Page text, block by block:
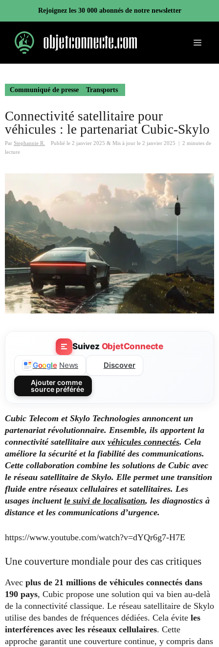
contenu
Rejoignez les 30 000 abonnés de notre newsletter
Menu
Communiqué de presse Transports
Connectivité satellitaire pour
véhicules : le partenariat Cubic-Skylo
Par Stephannie R. Publié le 2 janvier 2025 & Mis à jour le 2 janvier 2025
2 minutes de
lecture
Suivez ObjetConnecte
Google News Discover
Ajouter comme
source préférée
Cubic Telecom et Skylo Technologies annoncent un
partenariat révolutionnaire. Ensemble, ils apportent la
connectivité satellitaire aux véhicules connectés. Cela
améliore la sécurité et la fiabilité des communications.
Cette collaboration combine les solutions de Cubic avec
le réseau satellitaire de Skylo. Elle permet une transition
fluide entre réseaux cellulaires et satellitaires. Les
usages incluent le suivi de localisation, les diagnostics à
distance et les communications d’urgence.
https://www.youtube.com/watch?v=dYQr6g7-H7E
Une couverture mondiale pour des cas critiques
Avec plus de 21 millions de véhicules connectés dans
190 pays, Cubic propose une solution qui va bien au-delà
de la connectivité classique. Le réseau satellitaire de Skylo
utilise des bandes de fréquences dédiées. Cela évite les
interférences avec les réseaux cellulaires. Cette
approche garantit une couverture continue, y compris dans